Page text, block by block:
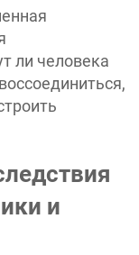
ли человека
и